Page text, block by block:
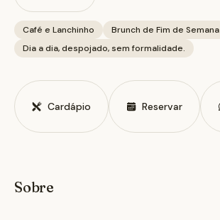
Café e Lanchinho
Brunch de Fim de Semana
Dia a dia, despojado, sem formalidade.
Cardápio Reservar
Sobre